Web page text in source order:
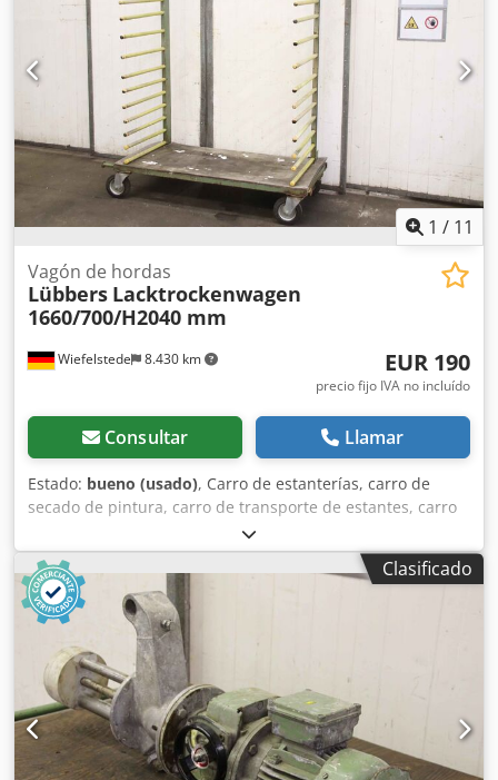
1 / 11
Wiefelstede 8.430 km
Vagón de hordas
Lübbers Lacktrockenwagen
1660/700/H2040 mm
EUR 190
precio fijo IVA no incluído
Consultar Llamar
Estado: bueno (usado), Carro de estanterías, carro de
secado de pintura, carro de transporte de estantes, carro
de transporte, carro de niveles, carro portabrazos -Carro
de estanterías: Carro de secado de pintura de
construcción robusta con 15 niveles -Longitud total: 1660
mm -Profundidad total: 700 mm -Altura total: 2040 mm -
Cantidad: 1 carro de transporte disponible Djdpfx Asr Ngp
Asclokr -Peso: 93 kg
Clasificado